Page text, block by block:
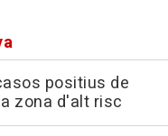
positius de
zona d'alt risc